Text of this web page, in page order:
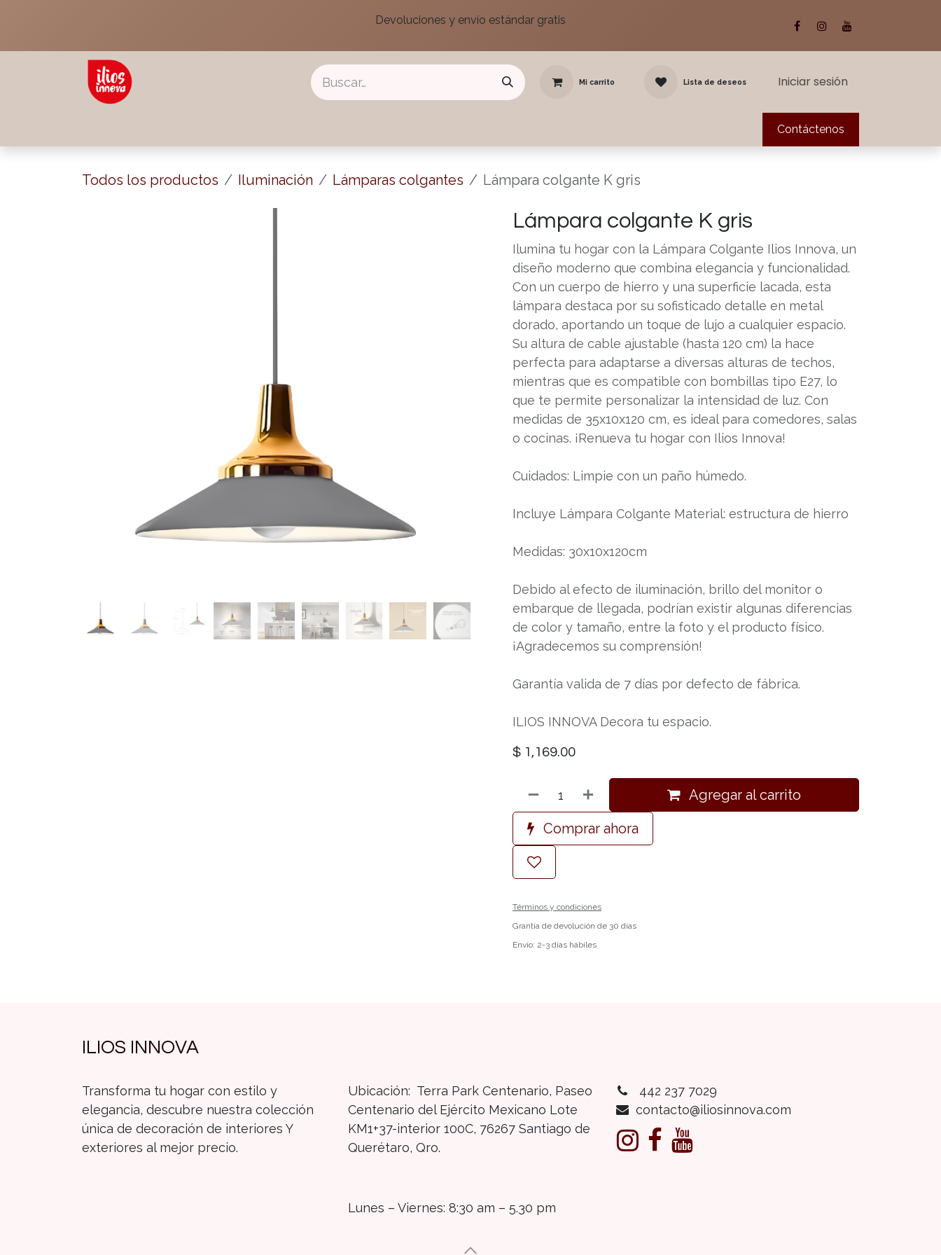
Devoluciones y envío estándar gratis
Mi carrito Lista de deseos Iniciar sesión
Inspirate
Contáctenos
Todos los productos Iluminación Lámparas colgantes Lámpara colgante K gris
Lámpara colgante K gris
Ilumina tu hogar con la Lámpara Colgante Ilios Innova, un
diseño moderno que combina elegancia y funcionalidad.
Con un cuerpo de hierro y una superficie lacada, esta
lámpara destaca por su sofisticado detalle en metal
dorado, aportando un toque de lujo a cualquier espacio.
Su altura de cable ajustable (hasta 120 cm) la hace
perfecta para adaptarse a diversas alturas de techos,
mientras que es compatible con bombillas tipo E27, lo
que te permite personalizar la intensidad de luz. Con
medidas de 35x10x120 cm, es ideal para comedores, salas
o cocinas. ¡Renueva tu hogar con Ilios Innova!
Cuidados: Limpie con un paño húmedo.
Incluye Lámpara Colgante Material: estructura de hierro
Medidas: 30x10x120cm
Debido al efecto de iluminación, brillo del monitor o
embarque de llegada, podrían existir algunas diferencias
de color y tamaño, entre la foto y el producto físico.
¡Agradecemos su comprensión!
Garantía valida de 7 días por defecto de fábrica.
ILIOS INNOVA Decora tu espacio.
$ 1,169.00
Agregar al carrito
Comprar ahora
Términos y condiciones
Grantía de devolución de 30 días
Envío: 2-3 días hábiles
ILIOS INNOVA
Transforma tu hogar con estilo y
elegancia, descubre nuestra colección
única de decoración de interiores Y
exteriores al mejor precio.
Ubicación: Terra Park Centenario, Paseo
Centenario del Ejército Mexicano Lote
KM1+37-interior 100C, 76267 Santiago de
Querétaro, Qro.
Lunes – Viernes: 8:30 am – 5.30 pm
442 237 7029
contacto@iliosinnova.com